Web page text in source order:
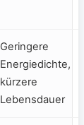
Geringere
⁣Energiedichte,
kürzere⁢
Lebensdauer